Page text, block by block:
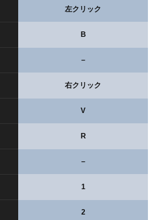
左クリック
B
–
右クリック
V
R
–
1
2